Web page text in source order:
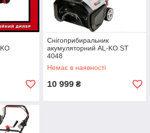
Снігоприбиральник
акумуляторний AL-KO ST
4048
Немає в наявності
10 999 ₴